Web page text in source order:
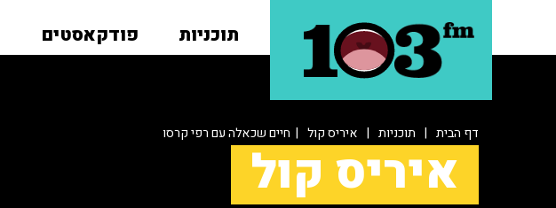
תוכניות פודקאסטים
דף הבית | תוכניות | איריס קול | חיים שכאלה עם רפי קרסו
איריס קול